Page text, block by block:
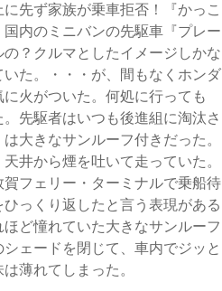
先ず家族が乗車拒否！『かっこ
内のミニバンの先駆車『プレー
？クルマとしたイメージしかな
た。・・・が、間もなくホンダ
火がついた。何処に行っても
先駆者はいつも後進組に淘汰さ
大きなサンルーフ付きだった。
井から煙を吐いて走っていた。
フェリー・ターミナルで乗船待
っくり返したと言う表現がある
ど憧れていた大きなサンルーフ
ェードを閉じて、車内でジッと
薄れてしまった。